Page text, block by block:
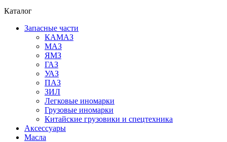
Каталог
Запасные части
КАМАЗ
МАЗ
ЯМЗ
ГАЗ
УАЗ
ПАЗ
ЗИЛ
Легковые иномарки
Грузовые иномарки
Китайские грузовики и спецтехника
Аксессуары
Масла